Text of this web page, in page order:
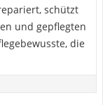
schützt
und gepflegten
die